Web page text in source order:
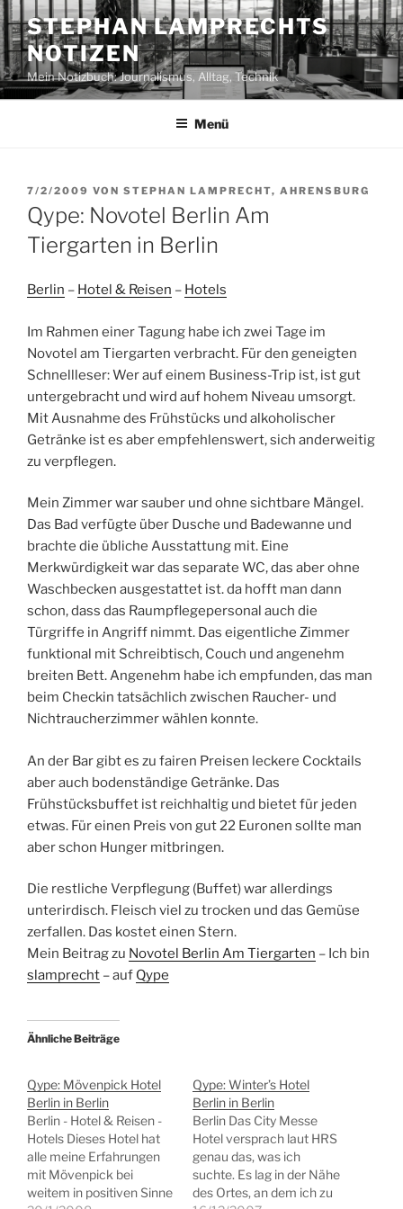
Zum
Inhalt
springen
STEPHAN LAMPRECHTS
NOTIZEN
Mein Notizbuch: Journalismus, Alltag, Technik
Menü
VERÖFFENTLICHT
AM
7/2/2009 VON STEPHAN LAMPRECHT, AHRENSBURG
Qype: Novotel Berlin Am
Tiergarten in Berlin
Berlin – Hotel & Reisen – Hotels
Im Rahmen einer Tagung habe ich zwei Tage im
Novotel am Tiergarten verbracht. Für den geneigten
Schnellleser: Wer auf einem Business-Trip ist, ist gut
untergebracht und wird auf hohem Niveau umsorgt.
Mit Ausnahme des Frühstücks und alkoholischer
Getränke ist es aber empfehlenswert, sich anderweitig
zu verpflegen.
Mein Zimmer war sauber und ohne sichtbare Mängel.
Das Bad verfügte über Dusche und Badewanne und
brachte die übliche Ausstattung mit. Eine
Merkwürdigkeit war das separate WC, das aber ohne
Waschbecken ausgestattet ist. da hofft man dann
schon, dass das Raumpflegepersonal auch die
Türgriffe in Angriff nimmt. Das eigentliche Zimmer
funktional mit Schreibtisch, Couch und angenehm
breiten Bett. Angenehm habe ich empfunden, das man
beim Checkin tatsächlich zwischen Raucher- und
Nichtraucherzimmer wählen konnte.
An der Bar gibt es zu fairen Preisen leckere Cocktails
aber auch bodenständige Getränke. Das
Frühstücksbuffet ist reichhaltig und bietet für jeden
etwas. Für einen Preis von gut 22 Euronen sollte man
aber schon Hunger mitbringen.
Die restliche Verpflegung (Buffet) war allerdings
unterirdisch. Fleisch viel zu trocken und das Gemüse
zerfallen. Das kostet einen Stern.
Mein Beitrag zu Novotel Berlin Am Tiergarten – Ich bin
slamprecht – auf Qype
Ähnliche Beiträge
Qype: Mövenpick Hotel
Berlin in Berlin
Berlin - Hotel & Reisen -
Hotels Dieses Hotel hat
alle meine Erfahrungen
mit Mövenpick bei
weitem in positiven Sinne
Qype: Winter’s Hotel
Berlin in Berlin
Berlin Das City Messe
Hotel versprach laut HRS
genau das, was ich
suchte. Es lag in der Nähe
des Ortes, an dem ich zu